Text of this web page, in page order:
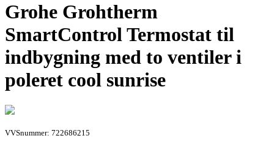
Grohe Grohtherm
SmartControl Termostat til
indbygning med to ventiler i
poleret cool sunrise
VVSnummer: 722686215